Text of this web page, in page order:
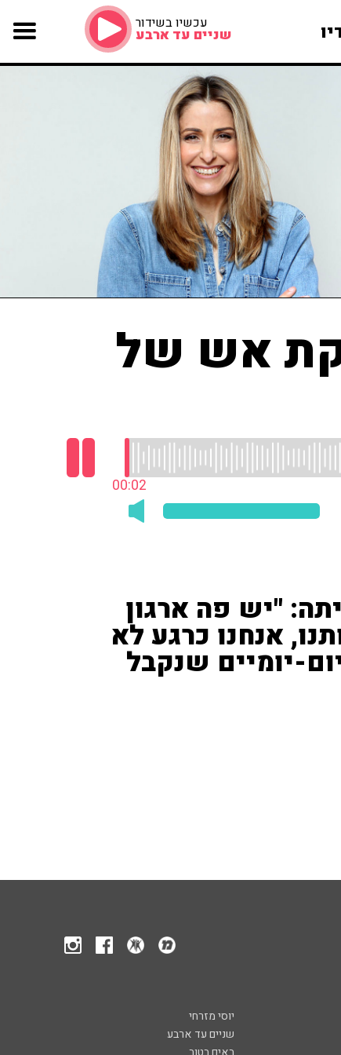
עכשיו בשידור
שניים עד ארבע
אש של
00:03
"יש פה ארגון
אנחנו כרגע לא
יומיים שנקבל
יוסי מזרחי
שניים עד ארבע